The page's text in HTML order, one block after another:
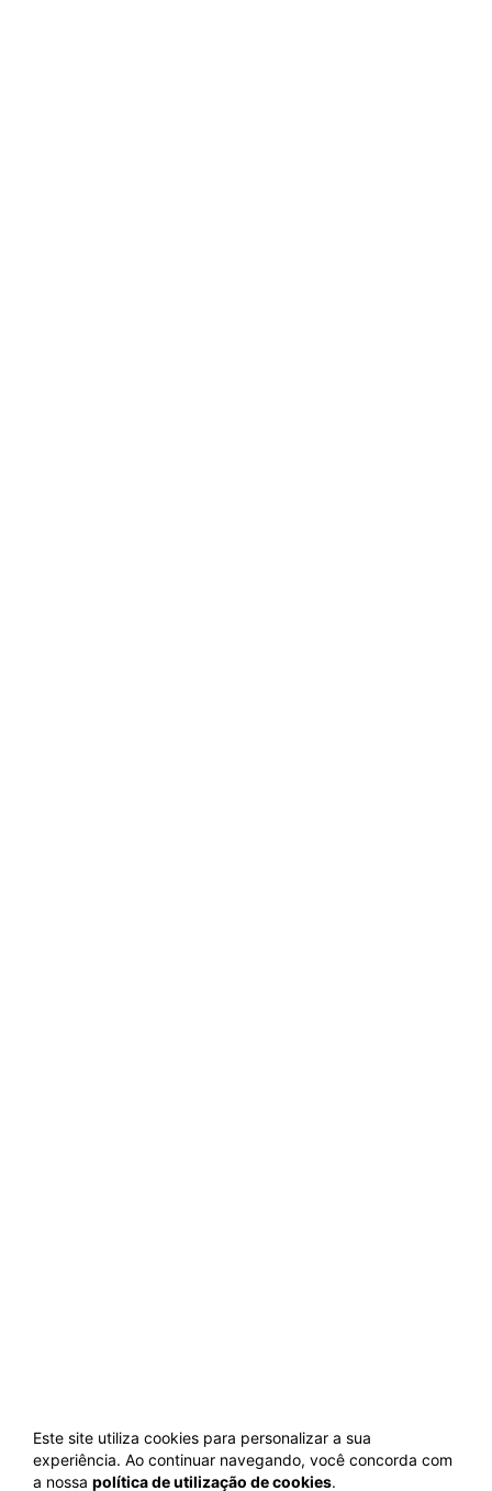
Este site utiliza cookies para personalizar a sua
experiência. Ao continuar navegando, você concorda com
a nossa política de utilização de cookies.